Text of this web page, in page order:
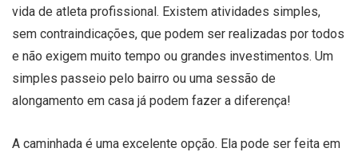
vida de atleta profissional. Existem atividades simples,
sem contraindicações, que podem ser realizadas por todos
e não exigem muito tempo ou grandes investimentos. Um
simples passeio pelo bairro ou uma sessão de
alongamento em casa já podem fazer a diferença!
A caminhada é uma excelente opção. Ela pode ser feita em